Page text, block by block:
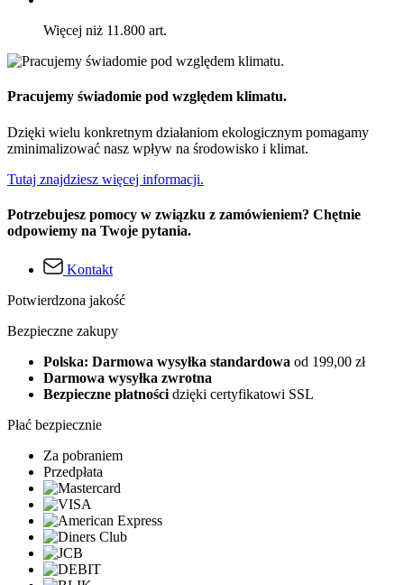
Więcej niż 11.800 art.
Pracujemy świadomie pod względem klimatu.
Dzięki wielu konkretnym działaniom ekologicznym pomagamy
zminimalizować nasz wpływ na środowisko i klimat.
Tutaj znajdziesz więcej informacji.
Potrzebujesz pomocy w związku z zamówieniem? Chętnie
odpowiemy na Twoje pytania.
Kontakt
Potwierdzona jakość
Bezpieczne zakupy
Polska: Darmowa wysyłka standardowa od 199,00 zł
Darmowa wysyłka zwrotna
Bezpieczne płatności dzięki certyfikatowi SSL
Płać bezpiecznie
Za pobraniem
Przedpłata